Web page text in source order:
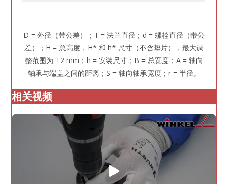
D = 外径（带公差）；T = 法兰直径；d = 螺栓直径（带公
差）；H = 总高度，H* 和 h* 尺寸（不含垫片），最大调
整范围为 +2 mm；h = 安装尺寸；B = 总宽度；A = 轴向
轴承与端盖之间的距离；S = 轴向轴承宽度；r = 半径。
相关视频